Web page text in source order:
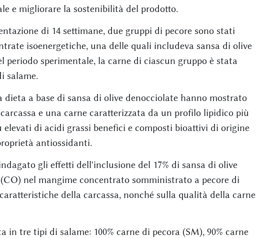
e migliorare la sostenibilità del prodotto.
di 14 settimane, due gruppi di pecore sono stati
isoenergetiche, una delle quali includeva sansa di olive
periodo sperimentale, la carne di ciascun gruppo è stata
salame.
dieta a base di sansa di olive denocciolate hanno mostrato
e una carne caratterizzata da un profilo lipidico più
di acidi grassi benefici e composti bioattivi di origine
antiossidanti.
gli effetti dell'inclusione del 17% di sansa di olive
nel mangime concentrato somministrato a pecore di
della carcassa, nonché sulla qualità della carne
in tre tipi di salame: 100% carne di pecora (SM), 90% carne